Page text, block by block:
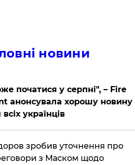
новини
початися у серпні", – Fire
анонсувала хорошу новину
українців
зробив уточнення про
з Маском щодо